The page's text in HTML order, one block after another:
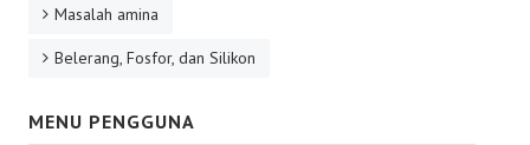
Masalah amina
Belerang, Fosfor, dan Silikon
MENU PENGGUNA